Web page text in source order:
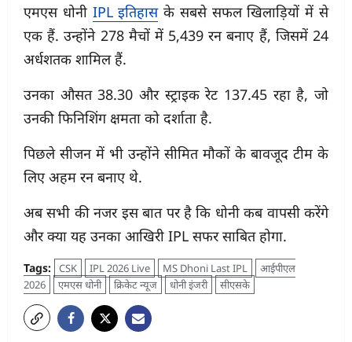
एमएस धोनी IPL इतिहासके सबसे सफल खिलाड़ियों में से
एक हैं. उन्होंने 278 मैचों में 5,439 रन बनाए हैं, जिसमें 24
अर्धशतक शामिल हैं.
उनका औसत 38.30 और स्ट्राइक रेट 137.45 रहा है, जो
उनकी फिनिशिंग क्षमता को दर्शाता है.
पिछले सीजन में भी उन्होंने सीमित मौकों के बावजूद टीम के
लिए अहम रन बनाए थे.
अब सभी की नजर इस बात पर है कि धोनी कब वापसी करेंगे
और क्या यह उनका आखिरी IPL सफर साबित होगा.
Tags: CSK IPL 2026 Live MS Dhoni Last IPL
आईपीएल
2026
एमएस धोनी क्रिकेट न्यूज धोनी इंजरी सीएसके